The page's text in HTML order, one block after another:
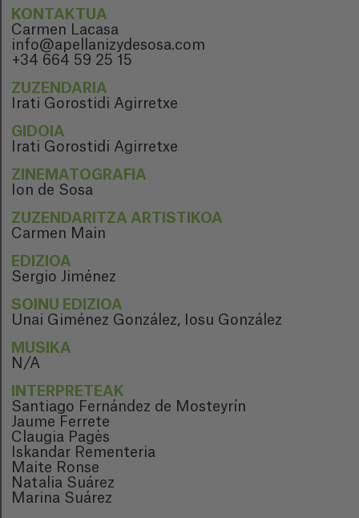
KONTAKTUA
Carmen Lacasa
info@apellanizydesosa.com
+34 664 59 25 15
ZUZENDARIA
Irati Gorostidi Agirretxe
GIDOIA
Irati Gorostidi Agirretxe
ZINEMATOGRAFIA
Ion de Sosa
ZUZENDARITZA ARTISTIKOA
Carmen Main
EDIZIOA
Sergio Jiménez
SOINU EDIZIOA
Unai Giménez González, Iosu González
MUSIKA
N/A
INTERPRETEAK
Santiago Fernández de Mosteyrín
Jaume Ferrete
Claugia Pagès
Iskandar Rementeria
Maite Ronse
Natalia Suárez
Marina Suárez